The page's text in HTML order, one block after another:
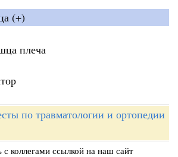
(+)
плеча
по травматологии и ортопедии
с коллегами ссылкой на наш сайт